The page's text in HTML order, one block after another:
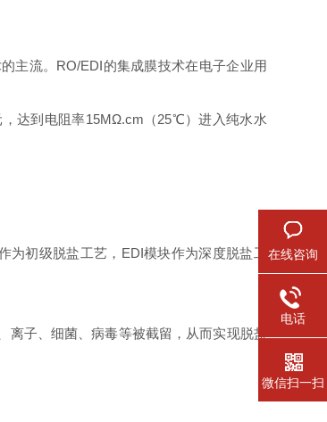
主流。RO/EDI的集成膜技术在电子企业用
达到电阻率15MΩ.cm（25℃）进入纯水水
初级脱盐工艺，EDI模块作为深度脱盐工
子、细菌、病毒等被截留，从而实现脱盐
在线咨询
电话
微信扫一扫